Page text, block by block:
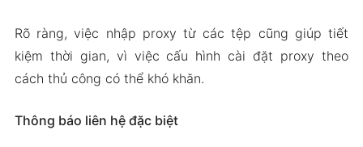
Rõ ràng, việc nhập proxy từ các tệp cũng giúp tiết
kiệm thời gian, vì việc cấu hình cài đặt proxy theo
cách thủ công có thể khó khăn.
Thông báo liên hệ đặc biệt